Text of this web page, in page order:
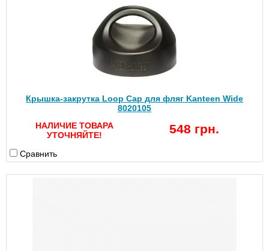
Крышка-закрутка Loop Cap для фляг Kanteen Wide
8020105
НАЛИЧИЕ ТОВАРА
УТОЧНЯЙТЕ!
548 грн.
Сравнить